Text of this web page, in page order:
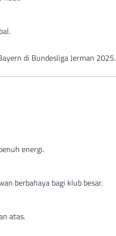
di Bundesliga Jerman 2025.
energi.
berbahaya bagi klub besar.
atas.